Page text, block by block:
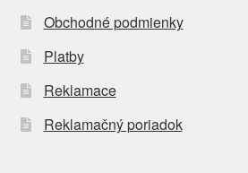
Obchodné podmienky
Platby
Reklamace
Reklamačný poriadok